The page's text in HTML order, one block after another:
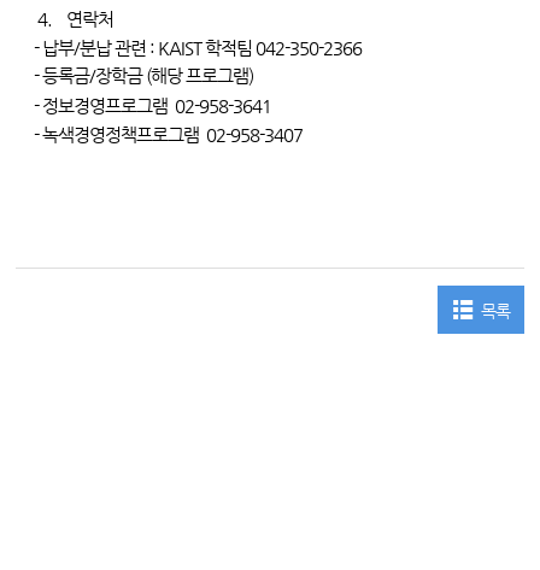
4.
연락처
- 납부/분납 관련 : KAIST 학적팀 042-350-2366
- 등록금/장학금 (해당 프로그램)
- 정보경영프로그램 02-958-3641
-녹색경영정책프로그램 02-958-3407
목록